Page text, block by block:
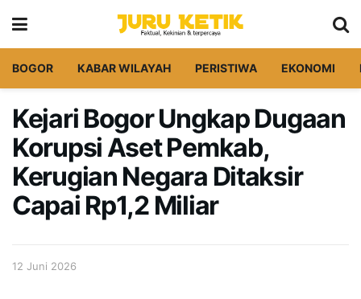
BOGOR KABAR WILAYAH PERISTIWA EKONOMI
Kejari Bogor Ungkap Dugaan
Korupsi Aset Pemkab,
Kerugian Negara Ditaksir
Capai Rp1,2 Miliar
12 Juni 2026